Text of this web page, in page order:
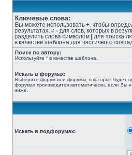
Ключевые слова:
Вы можете использовать + , чтобы
результатах, и - для слов, которых в
разделить слова символом
для поиска
в качестве шаблона для частичного
Поиск по автору:
Используйте * в качестве шаблона.
Искать в форумах:
Выберите форум или форумы, в которых будет
форумах производится автоматически, если Вы
ниже.
Искать в подфорумах: